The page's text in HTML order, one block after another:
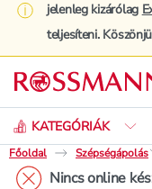
jelenleg kizárólag
teljesíteni.
KATEGÓRIÁK
Keresés
Főoldal
Szépségápolás
Nincs online